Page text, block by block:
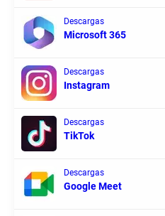
Descargas
Microsoft 365
Descargas
Instagram
Descargas
TikTok
Descargas
Google Meet